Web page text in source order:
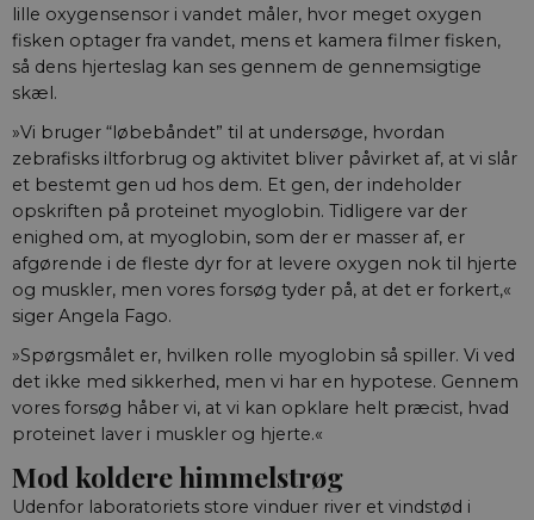
lille oxygensensor i vandet måler, hvor meget oxygen
fisken optager fra vandet, mens et kamera filmer fisken,
så dens hjerteslag kan ses gennem de gennemsigtige
skæl.
»Vi bruger “løbebåndet” til at undersøge, hvordan
zebrafisks iltforbrug og aktivitet bliver påvirket af, at vi slår
et bestemt gen ud hos dem. Et gen, der indeholder
opskriften på proteinet myoglobin. Tidligere var der
enighed om, at myoglobin, som der er masser af, er
afgørende i de fleste dyr for at levere oxygen nok til hjerte
og muskler, men vores forsøg tyder på, at det er forkert,«
siger Angela Fago.
»Spørgsmålet er, hvilken rolle myo­globin så spiller. Vi ved
det ikke med sikkerhed, men vi har en hypotese. Gennem
vores forsøg håber vi, at vi kan opklare helt præcist, hvad
proteinet laver i muskler og hjerte.«
Mod koldere himmelstrøg
Udenfor laboratoriets store vinduer river et vindstød i